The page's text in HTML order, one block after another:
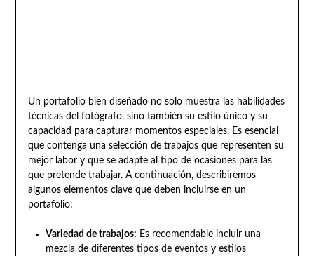
Un portafolio bien diseñado no solo muestra las habilidades
técnicas del fotógrafo, sino también su estilo único y su
capacidad para capturar momentos especiales. Es esencial
que contenga una selección de trabajos que representen su
mejor labor y que se adapte al tipo de ocasiones para las
que pretende trabajar. A continuación, describiremos
algunos elementos clave que deben incluirse en un
portafolio:
Variedad de trabajos: Es recomendable incluir una
mezcla de diferentes tipos de eventos y estilos